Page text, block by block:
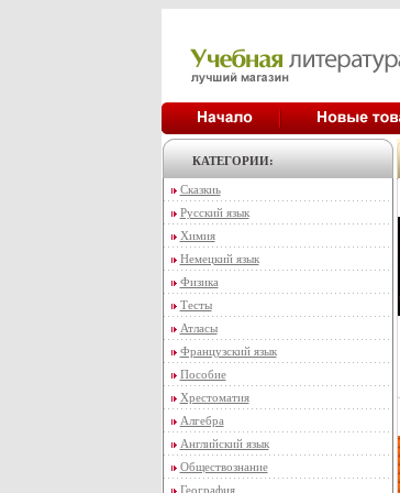
КАТЕГОРИИ:
Сказкиь
Русский язык
Химия
Немецкий язык
Физика
Тесты
Атласы
Французский язык
Пособие
Хрестоматия
Алгебра
Английский язык
Обществознание
География